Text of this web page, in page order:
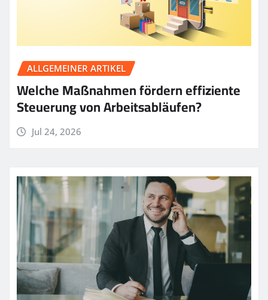
ALLGEMEINER ARTIKEL
Welche Maßnahmen fördern effiziente
Steuerung von Arbeitsabläufen?
Jul 24, 2026